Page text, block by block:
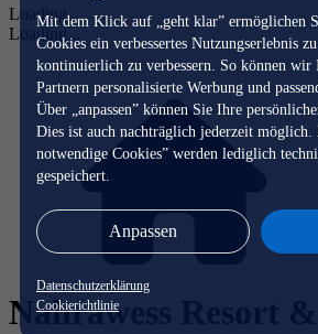
Mit dem Klick auf „geht klar” ermöglichen
Cookies ein verbessertes Nutzungserlebnis
kontinuierlich zu verbessern. So können wir
Partnern personalisierte Werbung und
Über „anpassen” können Sie Ihre
Dies ist auch nachträglich jederzeit
notwendige Cookies” werden lediglich
gespeichert.
Anpassen
Datenschutzerklärung
Cookierichtlinie
Loading...
Loading...
Nahrawess Resort